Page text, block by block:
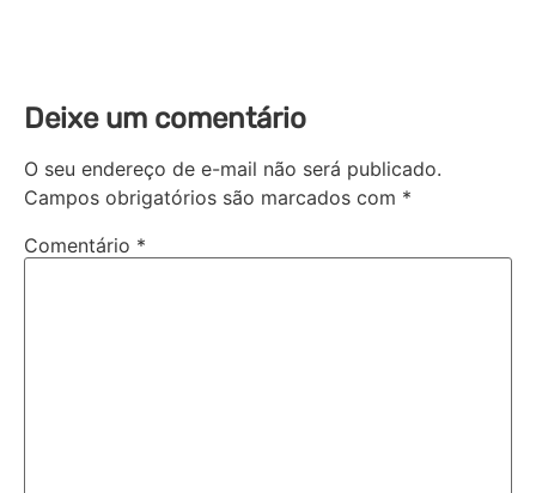
Deixe um comentário
O seu endereço de e-mail não será publicado.
Campos obrigatórios são marcados com *
Comentário *